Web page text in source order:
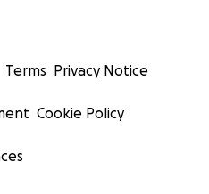
Terms Privacy Notice
Cookie Policy